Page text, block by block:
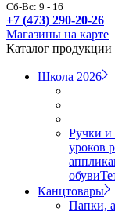
Сб-Вс: 9 - 16
+7 (473) 290-20-26
Магазины на карте
Каталог продукции
Школа 2026
Ручки и
уроков
обуви
Канцтовары
Папки,